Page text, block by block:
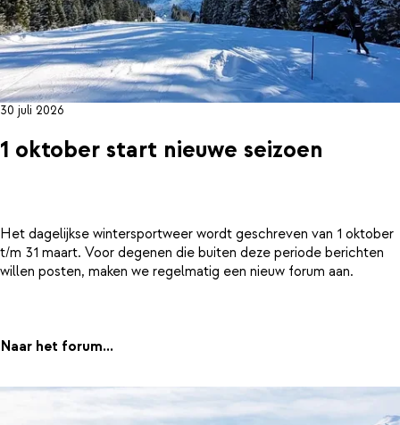
30 juli 2026
1 oktober start nieuwe seizoen
Het dagelijkse wintersportweer wordt geschreven van 1 oktober
t/m 31 maart. Voor degenen die buiten deze periode berichten
willen posten, maken we regelmatig een nieuw forum aan.
Naar het forum...